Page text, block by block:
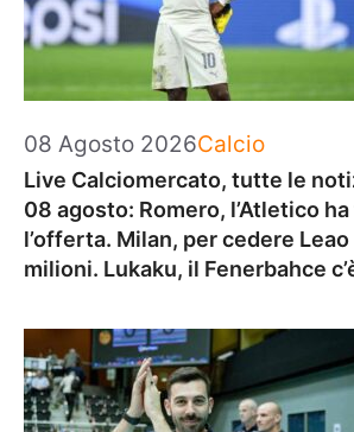
08 Agosto 2026Categorie
Calcio
Live Calciomercato, tutte le
08 agosto: Romero, l’Atletico
l’offerta. Milan, per cedere
milioni. Lukaku, il Fenerbahce